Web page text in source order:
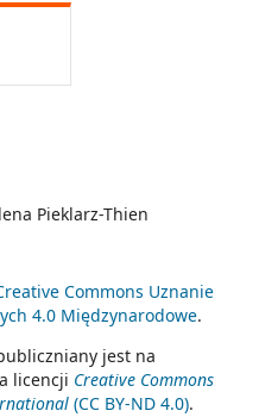
Pieklarz-Thien
Commons Uznanie
4.0 Międzynarodowe.
jest na
licencji Creative Commons
(CC BY-ND 4.0).